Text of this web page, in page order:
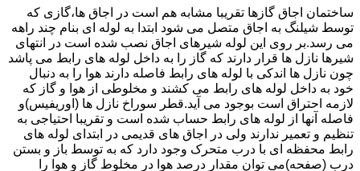
ساختمان اجاق گازها تقریبا مشابه هم است در اجاق ها،گازی که
توسط شیلنگ به اجاق متصل می شود ابتدا به لوله ای بنام چند راهه
می رسد.بر روی این لوله شیرهای اجاق نصب شده است در انتهای
شیرها نازل ها قرار دارند که گاز را به داخل لوله های رابط می پاشد
چون نازل ها اندکی با لوله های رابط فاصله دارند هوا را به دنبال
خود به داخل لوله های رابط می کشند و مخلوطی از هوا و گاز که
لازمه احتراق است بوجود می آید.قطر سوراخ نازل ها (اوریفیس)و
فاصله آنها از لوله های رابط حساب شده است و تقریبا احتیاجی به
تنظیم و تعمیر ندارند ولی در اجاق های قدیمی در ابتدای لوله های
رابط محفظه ای با درب متحرک وجود دارد که به توسط باز و بستن
درب (صفحه)می توان مقدار درصد هوا در مخلوط گاز و هوا را